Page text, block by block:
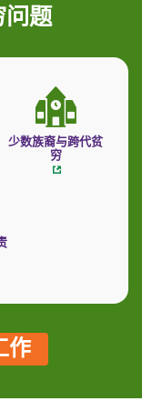
问题
少数族裔与跨代贫
穷
作